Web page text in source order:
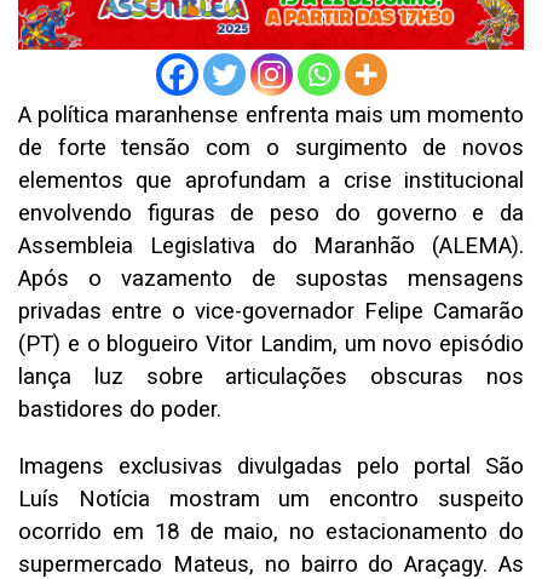
A política maranhense enfrenta mais um momento
de forte tensão com o surgimento de novos
elementos que aprofundam a crise institucional
envolvendo figuras de peso do governo e da
Assembleia Legislativa do Maranhão (ALEMA).
Após o vazamento de supostas mensagens
privadas entre o vice-governador Felipe Camarão
(PT) e o blogueiro Vitor Landim, um novo episódio
lança luz sobre articulações obscuras nos
bastidores do poder.
Imagens exclusivas divulgadas pelo portal São
Luís Notícia mostram um encontro suspeito
ocorrido em 18 de maio, no estacionamento do
supermercado Mateus, no bairro do Araçagy. As